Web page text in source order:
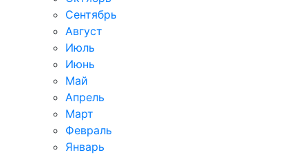
Сентябрь
Август
Июль
Июнь
Май
Апрель
Март
Февраль
Январь